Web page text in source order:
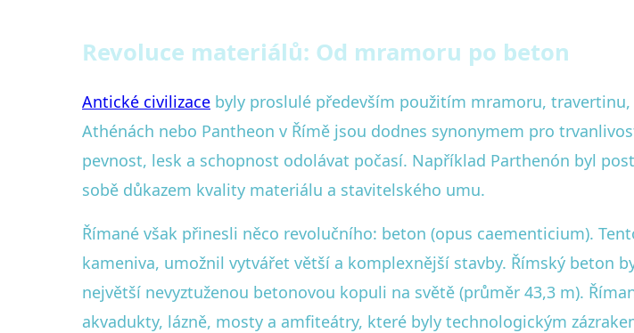
Revoluce materiálů: Od mramoru po beton
Antické civilizace byly proslulé především použitím mramoru,
Athénách nebo Pantheon v Římě jsou dodnes synonymem pro
pevnost, lesk a schopnost odolávat počasí. Například Parthenón byl
sobě důkazem kvality materiálu a stavitelského umu.
Římané však přinesli něco revolučního: beton (opus caementicium).
kameniva, umožnil vytvářet větší a komplexnější stavby. Římský beton
největší nevyztuženou betonovou kopuli na světě (průměr 43,3 m).
akvadukty, lázně, mosty a amfiteátry, které byly technologickým